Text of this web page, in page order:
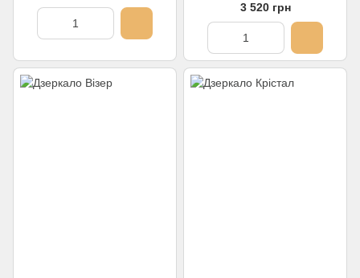
3 520 грн